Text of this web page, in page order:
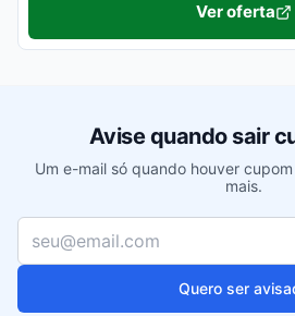
Ver oferta
Avise quando sair
Um e-mail só quando houver
mais.
Seu e-mail
Quero ser